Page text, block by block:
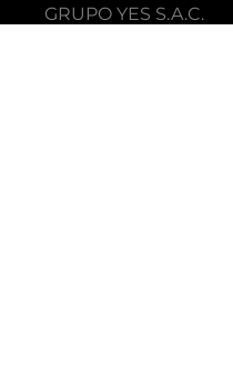
GRUPO YES S.A.C.